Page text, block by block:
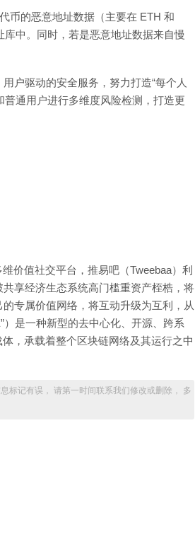
币的恶意地址数据（主要在 ETH 和
中。同时，若是恶意地址数据来自慢
户驱动的安全服务，努力打造“每个人
通用户进行多维度风险检测，打造更
价值社交平台，推易吧（Tweebaa）利
享经济生态系统高门槛重资产桎梏，将
专属价值网络，将互动升级为互利，从
）是一种新型的去中心化、开源、跨系
，承载着整个区块链网络及其运行之中
标记有误， 请第一时间联系我们修改或删除， 多